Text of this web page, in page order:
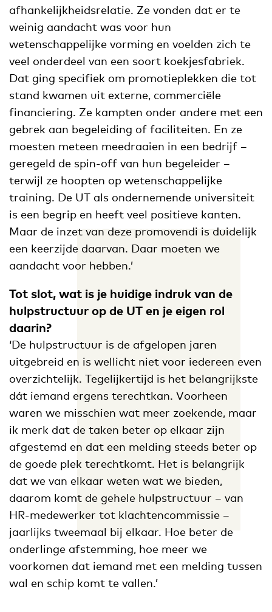
afhankelijkheidsrelatie. Ze vonden dat er te
weinig aandacht was voor hun
wetenschappelijke vorming en voelden zich te
veel onderdeel van een soort koekjesfabriek.
Dat ging specifiek om promotieplekken die tot
stand kwamen uit externe, commerciële
financiering. Ze kampten onder andere met een
gebrek aan begeleiding of faciliteiten. En ze
moesten meteen meedraaien in een bedrijf –
geregeld de spin-off van hun begeleider –
terwijl ze hoopten op wetenschappelijke
training. De UT als ondernemende universiteit
is een begrip en heeft veel positieve kanten.
Maar de inzet van deze promovendi is duidelijk
een keerzijde daarvan. Daar moeten we
aandacht voor hebben.’
Tot slot, wat is je huidige indruk van de
hulpstructuur op de UT en je eigen rol
daarin?
‘De hulpstructuur is de afgelopen jaren
uitgebreid en is wellicht niet voor iedereen even
overzichtelijk. Tegelijkertijd is het belangrijkste
dát iemand ergens terechtkan. Voorheen
waren we misschien wat meer zoekende, maar
ik merk dat de taken beter op elkaar zijn
afgestemd en dat een melding steeds beter op
de goede plek terechtkomt. Het is belangrijk
dat we van elkaar weten wat we bieden,
daarom komt de gehele hulpstructuur – van
HR-medewerker tot klachtencommissie –
jaarlijks tweemaal bij elkaar. Hoe beter de
onderlinge afstemming, hoe meer we
voorkomen dat iemand met een melding tussen
wal en schip komt te vallen.’